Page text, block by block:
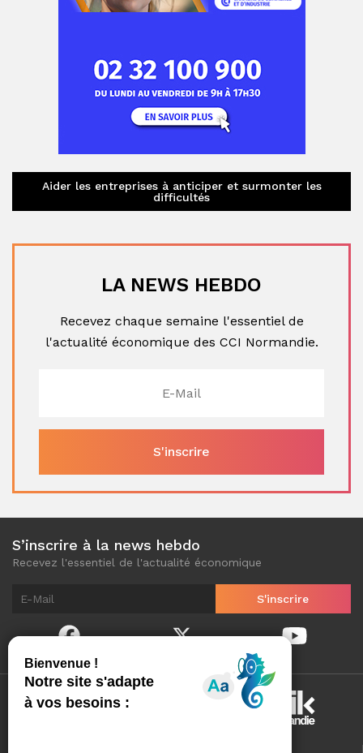
Aider les entreprises à anticiper et surmonter les
difficultés
LA NEWS HEBDO
Recevez chaque semaine l'essentiel de
l'actualité économique des CCI Normandie.
S’inscrire à la news hebdo
Recevez l'essentiel de l'actualité économique